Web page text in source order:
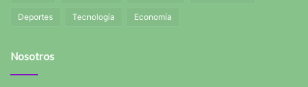
Deportes Tecnología Economía
Nosotros